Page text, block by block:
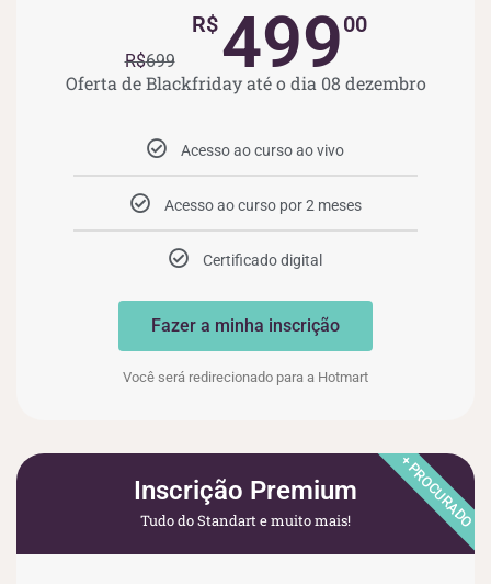
R$699
R$49900
Oferta de Blackfriday até o dia 08 dezembro
Acesso ao curso ao vivo
Acesso ao curso por 2 meses
Certificado digital
Fazer a minha inscrição
Você será redirecionado para a Hotmart
Inscrição Premium
Tudo do Standart e muito mais! + PROCURADO